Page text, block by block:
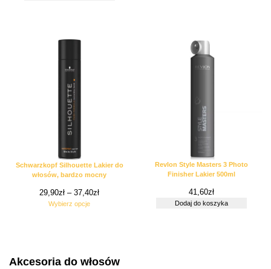
Schwarzkopf Silhouette Lakier do
włosów, bardzo mocny
29,90zł – 37,40zł
Wybierz opcje
Revlon Style Masters 3 Photo
Finisher Lakier 500ml
41,60zł
Dodaj do koszyka
Akcesoria do włosów